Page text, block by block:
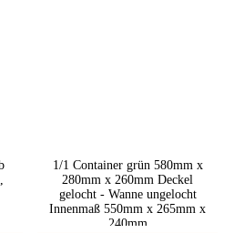
1/1 Container grün 580mm x
280mm x 260mm Deckel
gelocht - Wanne ungelocht
Innenmaß 550mm x 265mm x
240mm